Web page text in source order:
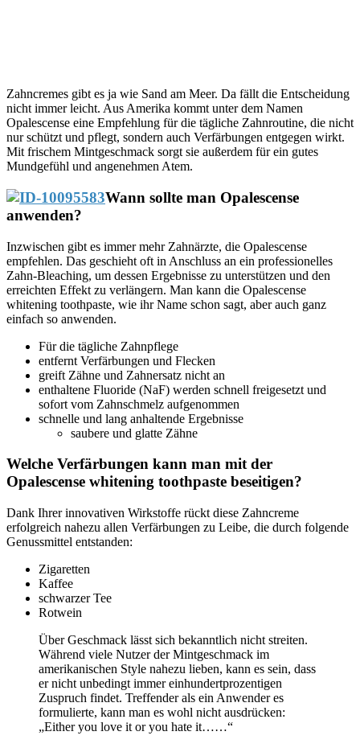
Zahncremes gibt es ja wie Sand am Meer. Da fällt die Entscheidung
nicht immer leicht. Aus Amerika kommt unter dem Namen
Opalescense eine Empfehlung für die tägliche Zahnroutine, die nicht
nur schützt und pflegt, sondern auch Verfärbungen entgegen wirkt.
Mit frischem Mintgeschmack sorgt sie außerdem für ein gutes
Mundgefühl und angenehmen Atem.
Wann sollte man Opalescense
anwenden?
Inzwischen gibt es immer mehr Zahnärzte, die Opalescense
empfehlen. Das geschieht oft in Anschluss an ein professionelles
Zahn-Bleaching, um dessen Ergebnisse zu unterstützen und den
erreichten Effekt zu verlängern. Man kann die Opalescense
whitening toothpaste, wie ihr Name schon sagt, aber auch ganz
einfach so anwenden.
Für die tägliche Zahnpflege
entfernt Verfärbungen und Flecken
greift Zähne und Zahnersatz nicht an
enthaltene Fluoride (NaF) werden schnell freigesetzt und
sofort vom Zahnschmelz aufgenommen
schnelle und lang anhaltende Ergebnisse
saubere und glatte Zähne
Welche Verfärbungen kann man mit der
Opalescense whitening toothpaste beseitigen?
Dank Ihrer innovativen Wirkstoffe rückt diese Zahncreme
erfolgreich nahezu allen Verfärbungen zu Leibe, die durch folgende
Genussmittel entstanden:
Zigaretten
Kaffee
schwarzer Tee
Rotwein
Über Geschmack lässt sich bekanntlich nicht streiten.
Während viele Nutzer der Mintgeschmack im
amerikanischen Style nahezu lieben, kann es sein, dass
er nicht unbedingt immer einhundertprozentigen
Zuspruch findet. Treffender als ein Anwender es
formulierte, kann man es wohl nicht ausdrücken:
„Either you love it or you hate it……“